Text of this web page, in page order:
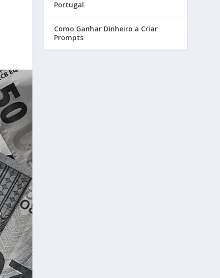
Portugal
Como Ganhar Dinheiro a Criar
Prompts